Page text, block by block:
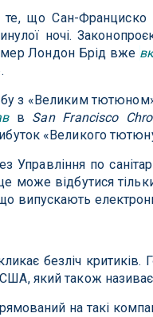
що Сан-
ночі.
мер Лондон Брід вже
з «Великим
в San Francisco
«Великого
Управління по
може відбутися
випускають
безліч
який також
на такі